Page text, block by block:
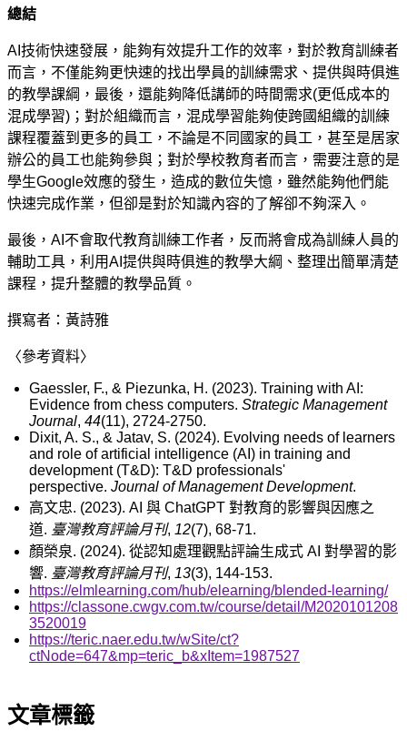
總結
AI 技術快速發展，能夠有效提升工作的效率，對於教育訓練者
而言，不僅能夠更快速的找出學員的訓練需求、提供與時俱進
的教學課綱，最後，還能夠降低講師的時間需求(更低成本的
混成學習) ；對於組織而言，混成學習能夠使跨國組織的訓練
課程覆蓋到更多的員工，不論是不同國家的員工，甚至是居家
辦公的員工也能夠參與；對於學校教育者而言，需要注意的是
學生Google效應的發生，造成的數位失憶，雖然能夠他們能
快速完成作業，但卻是對於知識內容的了解卻不夠深入。
最後， AI 不會取代教育訓練工作者，反而將會成為訓練人員的
輔助工具，利用AI 提供與時俱進的教學大綱、整理出簡單清楚
課程，提升整體的教學品質。
撰寫者：黃詩雅
〈參考資料〉
Gaessler, F., & Piezunka, H. (2023). Training with AI:
Evidence from chess computers. Strategic Management
Journal, 44(11), 2724-2750.
Dixit, A. S., & Jatav, S. (2024). Evolving needs of learners
and role of artificial intelligence (AI) in training and
development (T&D): T&D professionals'
perspective. Journal of Management Development.
高文忠. (2023). AI 與 ChatGPT 對教育的影響與因應之
道. 臺灣教育評論月刊, 12(7), 68-71.
顏榮泉. (2024). 從認知處理觀點評論生成式 AI 對學習的影
響. 臺灣教育評論月刊, 13(3), 144-153.
https://elmlearning.com/hub/elearning/blended-learning/
https://classone.cwgv.com.tw/course/detail/M2020101208
3520019
https://teric.naer.edu.tw/wSite/ct?
ctNode=647&mp=teric_b&xItem=1987527
文章標籤